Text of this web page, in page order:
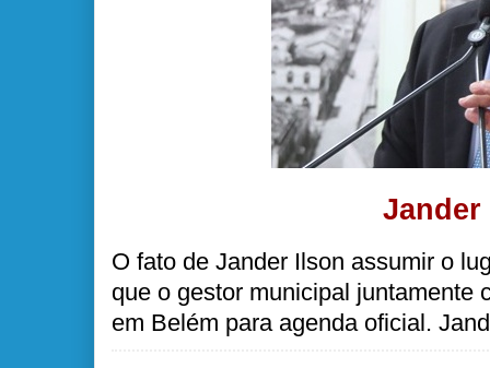
Jander
O fato de Jander Ilson assumir o
que o gestor municipal juntamente
em Belém para agenda oficial.